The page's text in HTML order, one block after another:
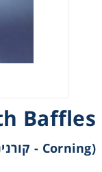
Baffles
(Corning - קורנינג)
Microscopy
Pumps